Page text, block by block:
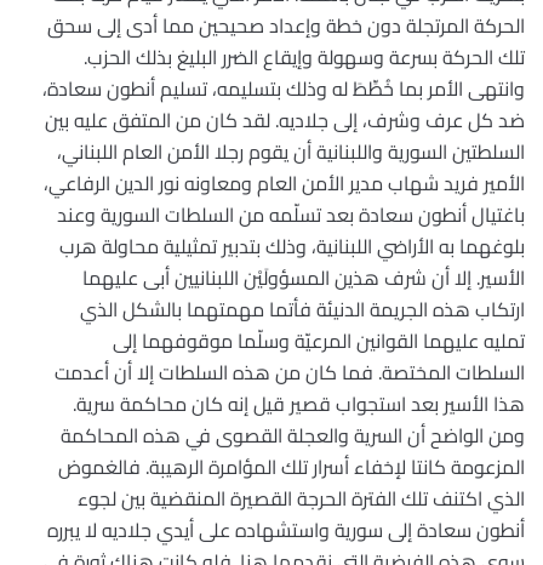
الحركة المرتجلة دون خطة وإعداد صحيحين مما أدى إلى سحق
تلك الحركة بسرعة وسهولة وإيقاع الضرر البليغ بذلك الحزب.
وانتهى الأمر بما خُطِّطَ له وذلك بتسليمه، تسليم أنطون سعادة،
ضد كل عرف وشرف، إلى جلاديه. لقد كان من المتفق عليه بين
السلطتين السورية واللبنانية أن يقوم رجلا الأمن العام اللبناني،
الأمير فريد شهاب مدير الأمن العام ومعاونه نور الدين الرفاعي،
باغتيال أنطون سعادة بعد تسلّمه من السلطات السورية وعند
بلوغهما به الأراضي اللبنانية، وذلك بتدبير تمثيلية محاولة هرب
الأسير. إلا أن شرف هذين المسؤولَيْن اللبنانيين أبى عليهما
ارتكاب هذه الجريمة الدنيئة فأتما مهمتهما بالشكل الذي
تمليه عليهما القوانين المرعيّة وسلّما موقوفهما إلى
السلطات المختصة. فما كان من هذه السلطات إلا أن أعدمت
هذا الأسير بعد استجواب قصير قيل إنه كان محاكمة سرية.
ومن الواضح أن السرية والعجلة القصوى في هذه المحاكمة
المزعومة كانتا لإخفاء أسرار تلك المؤامرة الرهيبة. فالغموض
الذي اكتنف تلك الفترة الحرجة القصيرة المنقضية بين لجوء
أنطون سعادة إلى سورية واستشهاده على أيدي جلاديه لا يبرره